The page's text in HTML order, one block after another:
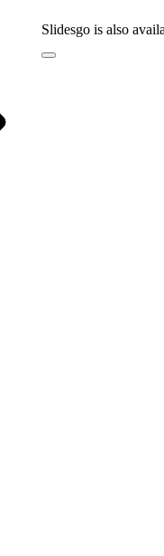
Slidesgo is also